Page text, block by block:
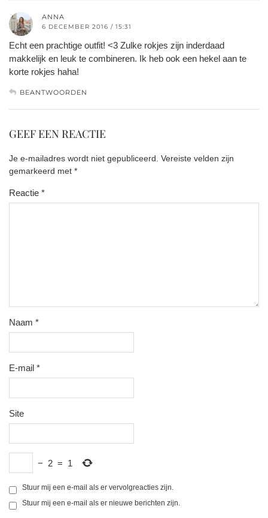
ANNA
6 DECEMBER 2016 / 15:31
Echt een prachtige outfit! <3 Zulke rokjes zijn inderdaad
makkelijk en leuk te combineren. Ik heb ook een hekel aan te
korte rokjes haha!
BEANTWOORDEN
GEEF EEN REACTIE
Je e-mailadres wordt niet gepubliceerd. Vereiste velden zijn
gemarkeerd met *
Reactie *
Naam *
E-mail *
Site
− 2 = 1
Stuur mij een e-mail als er vervolgreacties zijn.
Stuur mij een e-mail als er nieuwe berichten zijn.